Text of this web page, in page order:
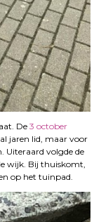
De 3 october
jaren lid, maar voor
Uiteraard volgde de
wijk. Bij thuiskomt,
op het tuinpad.